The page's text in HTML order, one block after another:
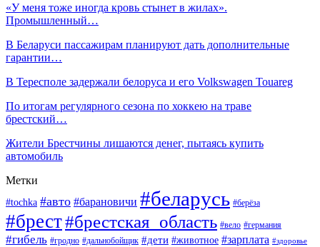
«У меня тоже иногда кровь стынет в жилах».
Промышленный…
В Беларуси пассажирам планируют дать дополнительные
гарантии…
В Тересполе задержали белоруса и его Volkswagen Touareg
По итогам регулярного сезона по хоккею на траве
брестский…
Жители Брестчины лишаются денег, пытаясь купить
автомобиль
Метки
#tochka #авто #барановичи #беларусь #берёза
#брест#брестская_область #вело #германия
#гибель #гродно #дальнобойщик #дети #животное #зарплата #здоровье